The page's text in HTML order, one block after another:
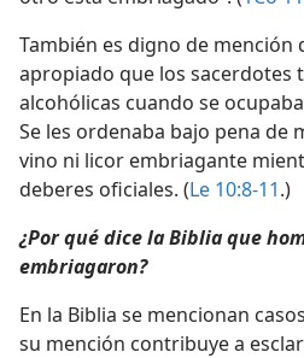
También es digno de mención
apropiado que los sacerdotes
alcohólicas cuando se
Se les ordenaba bajo pena de
vino ni licor embriagante
deberes oficiales. (Le 10:8-11.)
¿Por qué dice la Biblia que
embriagaron?
En la Biblia se mencionan
su mención contribuye a